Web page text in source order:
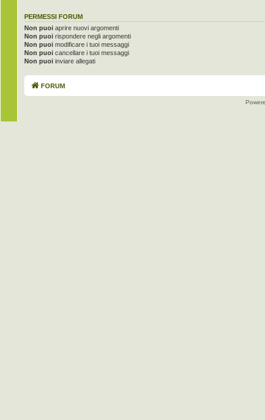
PERMESSI FORUM
Non puoi aprire nuovi argomenti
Non puoi rispondere negli argomenti
Non puoi modificare i tuoi messaggi
Non puoi cancellare i tuoi messaggi
Non puoi inviare allegati
FORUM